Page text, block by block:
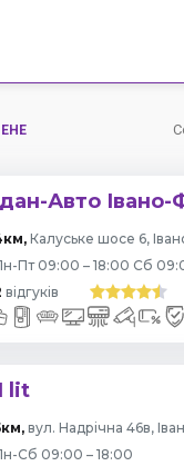
Авто Івано-
Калуське шосе 6,
Пт 09:00 – 18:00 Сб
відгуків
lit
вул. Надрічна 46в,
Сб 09:00 – 18:00